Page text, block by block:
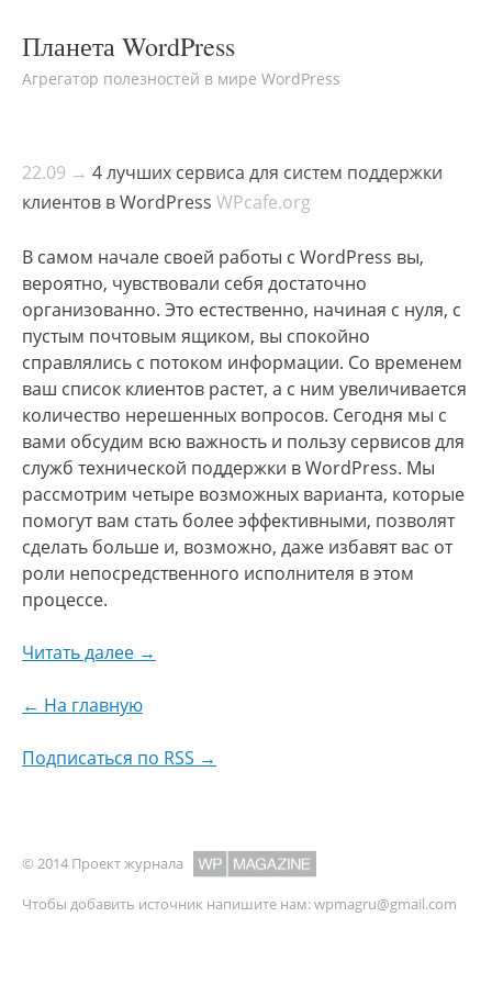
Планета WordPress
Агрегатор полезностей в мире WordPress
22.09 → 4 лучших сервиса для систем поддержки
клиентов в WordPress WPcafe.org
В самом начале своей работы с WordPress вы,
вероятно, чувствовали себя достаточно
организованно. Это естественно, начиная с нуля, с
пустым почтовым ящиком, вы спокойно
справлялись с потоком информации. Со временем
ваш список клиентов растет, а с ним увеличивается
количество нерешенных вопросов. Сегодня мы с
вами обсудим всю важность и пользу сервисов для
служб технической поддержки в WordPress. Мы
рассмотрим четыре возможных варианта, которые
помогут вам стать более эффективными, позволят
сделать больше и, возможно, даже избавят вас от
роли непосредственного исполнителя в этом
процессе.
Читать далее →
← На главную
Подписаться по RSS →
© 2014 Проект журнала
Чтобы добавить источник напишите нам:wpmagru@gmail.com